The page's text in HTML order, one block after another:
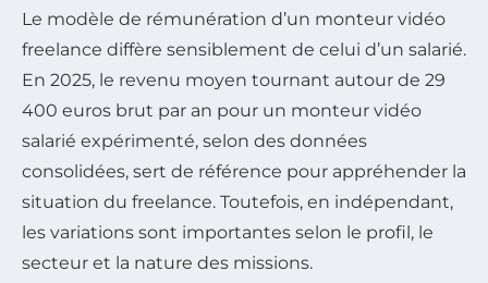
Le modèle de rémunération d’un monteur vidéo
freelance diffère sensiblement de celui d’un salarié.
En 2025, le revenu moyen tournant autour de 29
400 euros brut par an pour un monteur vidéo
salarié expérimenté, selon des données
consolidées, sert de référence pour appréhender la
situation du freelance. Toutefois, en indépendant,
les variations sont importantes selon le profil, le
secteur et la nature des missions.